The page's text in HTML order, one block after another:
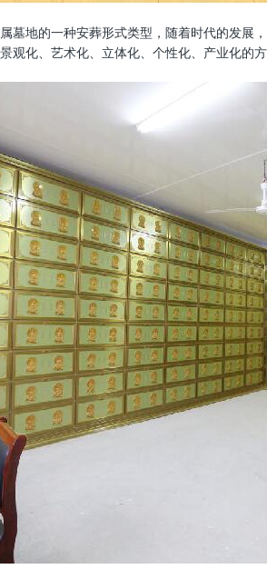
墓地的一种安葬形式类型，随着时代的发展，
观化、艺术化、立体化、个性化、产业化的方